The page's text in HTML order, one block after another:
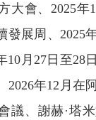
大會、2025年
發展周、2025
10月27日至28
2026年12月在
議、謝赫·塔米